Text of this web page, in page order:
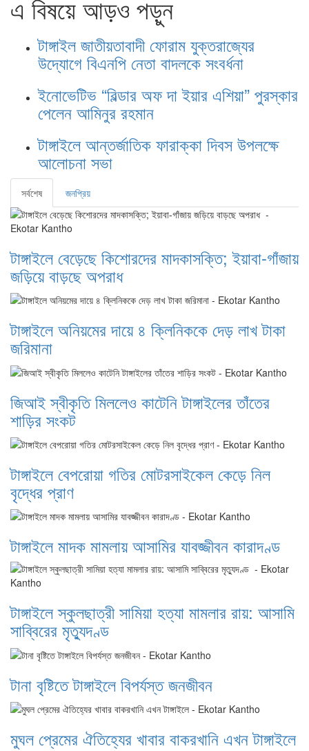
এ বিষয়ে আড়ও পড়ুন
টাঙ্গাইল জাতীয়তাবাদী ফোরাম যুক্তরাজ্যের
উদ্যোগে বিএনপি নেতা বাদলকে সংবর্ধনা
ইনোভেটিভ “বিল্ডার অফ দা ইয়ার এশিয়া” পুরস্কার
পেলেন আমিনুর রহমান
টাঙ্গাইলে আন্তর্জাতিক ফারাক্কা দিবস উপলক্ষে
আলোচনা সভা
সর্বশেষ জনপ্রিয়
টাঙ্গাইলে বেড়েছে কিশোরদের মাদকাসক্তি; ইয়াবা-গাঁজায়
জড়িয়ে বাড়ছে অপরাধ
টাঙ্গাইলে অনিয়মের দায়ে ৪ ক্লিনিককে দেড় লাখ টাকা
জরিমানা
জিআই স্বীকৃতি মিললেও কাটেনি টাঙ্গাইলের তাঁতের
শাড়ির সংকট
টাঙ্গাইলে বেপরোয়া গতির মোটরসাইকেল কেড়ে নিল
বৃদ্ধের প্রাণ
টাঙ্গাইলে মাদক মামলায় আসামির যাবজ্জীবন কারাদণ্ড
টাঙ্গাইলে স্কুলছাত্রী সামিয়া হত্যা মামলার রায়: আসামি
সাব্বিরের মৃত্যুদণ্ড
টানা বৃষ্টিতে টাঙ্গাইলে বিপর্যস্ত জনজীবন
মুঘল প্রেমের ঐতিহ্যের খাবার বাকরখানি এখন টাঙ্গাইলে